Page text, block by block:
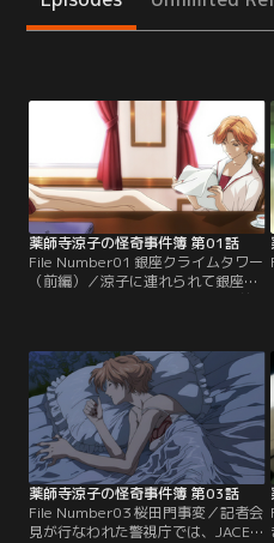
薬師寺涼子の怪奇事件簿 第01話
File Number01 銀座クライムタワー
（前編）／涼子に連れられて銀座に
向かっていた泉田。そんな2人の前
きを見せた人影を追跡するが、銀座
プライムタウン内で見失ってしま
う。元・厚生労働省の官僚で、プラ
イムタウンのオーナーである曽我篤
彦が捜査に非協力的なため、それ以
上の捜査が…。【提供：バンダイチ
ャンネル】
薬師寺涼子の怪奇事件簿 第03話
File Number03 桜田門事変／記者会
見が行なわれた警視庁では、JACES